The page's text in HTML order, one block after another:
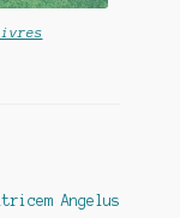
Angelus